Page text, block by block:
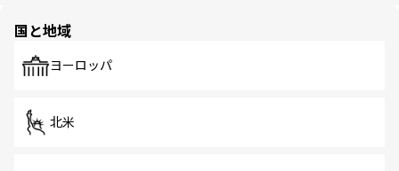
で、ホーカーズは地元の風情を楽しめる外せないスポット
国と地域
ヨーロッパ
北米